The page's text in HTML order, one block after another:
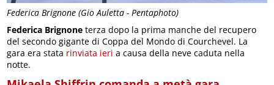
Federica Brignone (Gio Auletta - Pentaphoto)
Federica Brignone terza dopo la prima manche del recupero
del secondo gigante di Coppa del Mondo di Courchevel. La
gara era stata rinviata ieri a causa della neve caduta nella
notte.